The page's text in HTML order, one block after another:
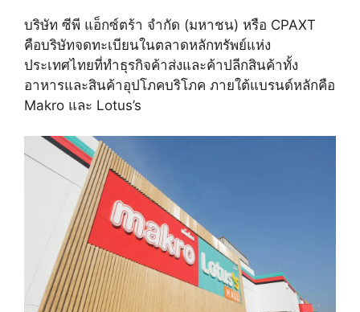
บริษัท ซีพี แอ็กซ์ตร้า จำกัด (มหาชน) หรือ CPAXT
คือบริษัทจดทะเบียนในตลาดหลักทรัพย์แห่ง
ประเทศไทยที่ทำธุรกิจค้าส่งและค้าปลีกสินค้าทั้ง
อาหารและสินค้าอุปโภคบริโภค ภายใต้แบรนด์หลักคือ
Makro และ Lotus’s